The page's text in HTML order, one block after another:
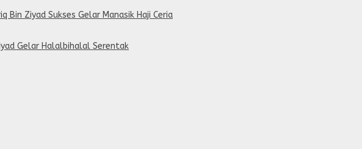
Bin Ziyad Sukses Gelar Manasik Haji Ceria
Gelar Halalbihalal Serentak